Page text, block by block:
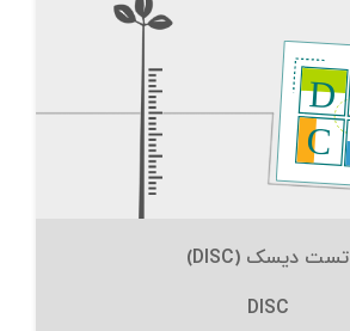
تست دیسک (DISC)
DISC